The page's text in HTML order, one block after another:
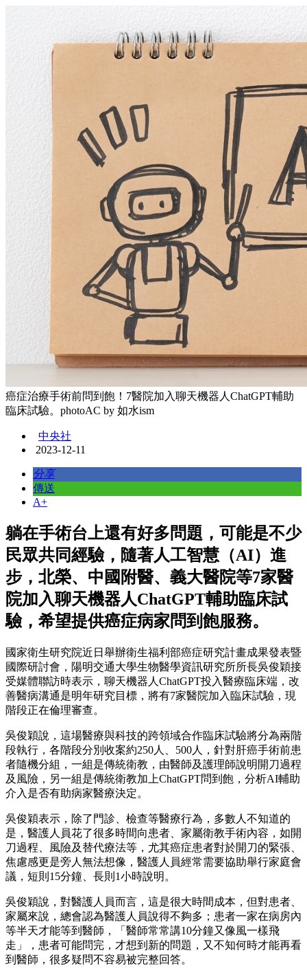
癌症治療手術前問到飽！7醫院加入聊天機器人ChatGPT輔助
臨床試驗。photoAC by 如水ism
中央社
2023-12-11
分享
傳送
A+
躺在手術台上還有好多問題，可能是不少
民眾共同經驗，隨著人工智慧（AI）進
步，北榮、中國附醫、義大醫院等7家醫
院加入聊天機器人ChatGPT輔助臨床試
驗，希望提供癌症病家問到飽服務。
國家衛生研究院近日舉辦衛生福利部癌症研究計畫成果發表暨
國際研討會，陽明交通大學生物醫學資訊研究所所長吳俊穎接
受媒體聯訪時表示，聊天機器人ChatGPT投入醫療臨床端，改
善醫病溝通是明年研究目標，將有7家醫院加入臨床試驗，現
階段正在倫理審查。
吳俊穎說，這場醫療與科技的跨領域合作臨床試驗將分為兩階
段執行，各階段分別收案約250人、500人，針對肝癌手術前患
者隨機分組，一組是傳統衛教，由醫師及護理師說明開刀過程
及風險，另一組是傳統衛教加上ChatGPT問到飽，分析AI輔助
介入是否有助病家醫療決定。
吳俊穎表示，除了門診、檢查等醫療行為，多數人不知道的
是，醫護人員花了很多時間向患者、家屬衛教手術內容，如開
刀過程、風險及替代療法等，尤其癌症患者對於開刀的緊張、
焦慮感更是旁人無法想像，醫護人員經常需要協助舉行家庭會
議，短則15分鐘、長則1小時說明。
吳俊穎說，對醫護人員而言，這是很大時間成本，但對患者、
家屬來說，總會認為醫護人員說得不夠多；患者一家在病房內
等半天才能等到醫師，「醫師常常講10分鐘又像風一樣飛
走」，患者可能問完，才想到新的問題，又不知何時才能再看
到醫師，很多疑問不容易被完整回答。